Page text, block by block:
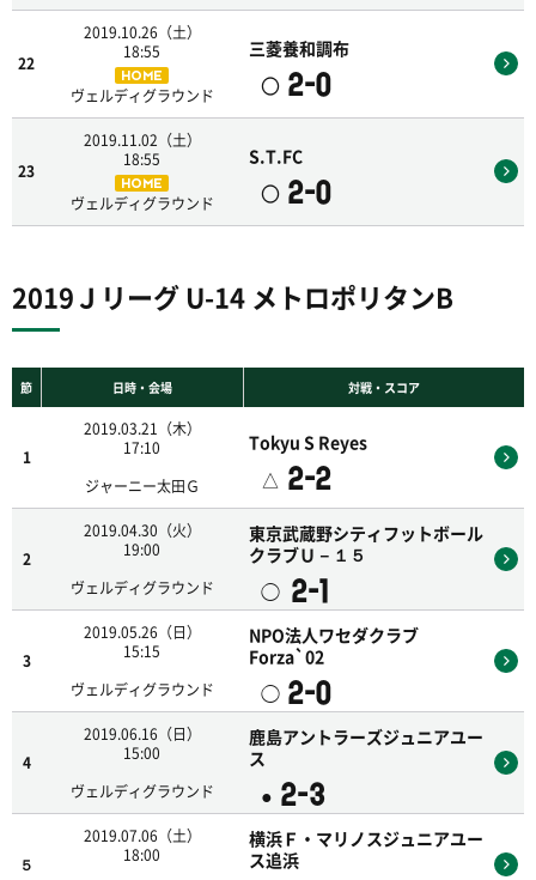
22
2019.10.26（土）
18:55
HOME
ヴェルディグラウンド
三菱養和調布
〇 2-0
23
2019.11.02（土）
18:55
HOME
ヴェルディグラウンド
S.T.FC
〇 2-0
2019Ｊリーグ U-14 メトロポリタンB
節 日時・会場 対戦・スコア
1
2019.03.21（木）
17:10
ジャーニー太田Ｇ
Tokyu S Reyes
△ 2-2
2
2019.04.30（火）
19:00
ヴェルディグラウンド
東京武蔵野シティフットボール
クラブＵ－１５
◯ 2-1
3
2019.05.26（日）
15:15
ヴェルディグラウンド
NPO法人ワセダクラブ
Forza`02
◯ 2-0
4
2019.06.16（日）
15:00
ヴェルディグラウンド
鹿島アントラーズジュニアユー
ス
● 2-3
５
2019.07.06（土）
18:00
横浜Ｆ・マリノスジュニアユー
ス追浜